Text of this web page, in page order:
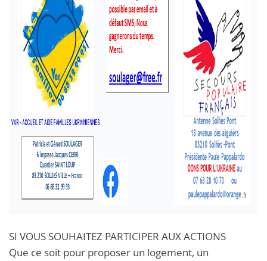
SI VOUS SOUHAITEZ PARTICIPER AUX ACTIONS
Que ce soit pour proposer un logement, un